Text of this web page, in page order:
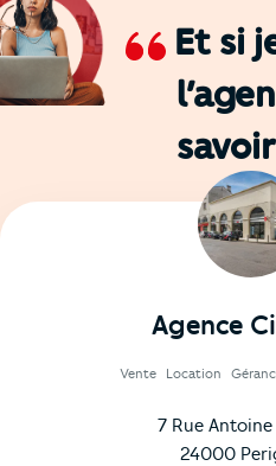
Et si
Agence
Vente Location
7 Rue
24000